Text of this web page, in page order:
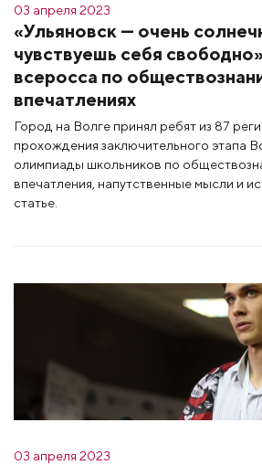
03 апреля 2023
«Ульяновск — очень
чувствуешь себя
всеросса по
впечатлениях
Город на Волге принял ребят из 87
прохождения заключительного этапа
олимпиады школьников по
впечатления, напутственные мысли и
статье.
03 апреля 2023